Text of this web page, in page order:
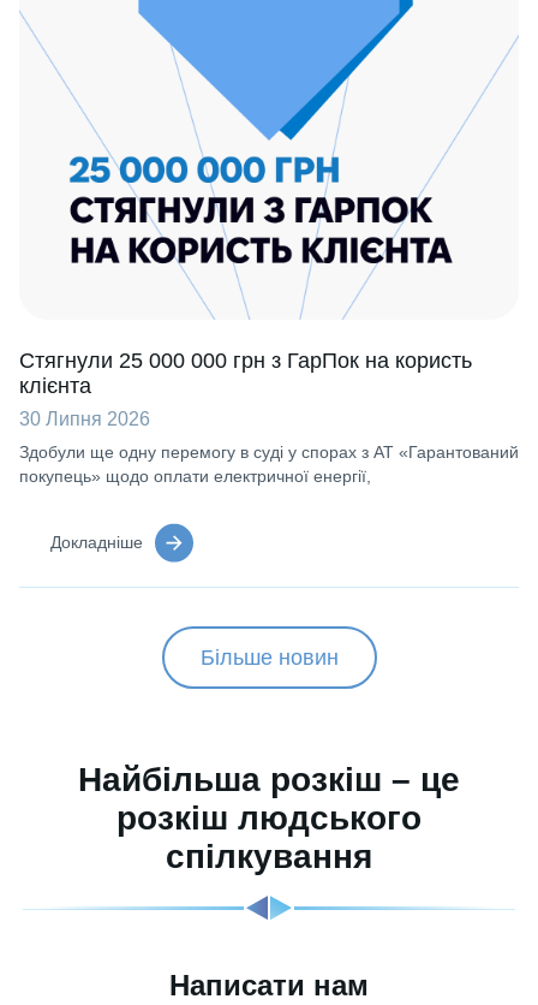
Стягнули 25 000 000 грн з ГарПок на користь
клієнта
30 Липня 2026
Здобули ще одну перемогу в суді у спорах з АТ «Гарантований
покупець» щодо оплати електричної енергії,
Докладніше
Більше новин
Найбільша розкіш – це
розкіш людського
спілкування
Написати нам